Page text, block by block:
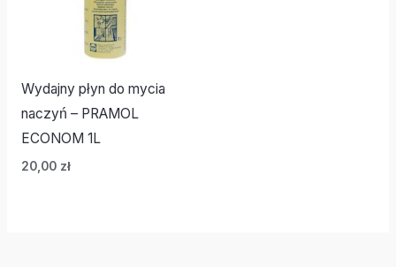
Wydajny płyn do mycia
naczyń – PRAMOL
ECONOM 1L
20,00 zł